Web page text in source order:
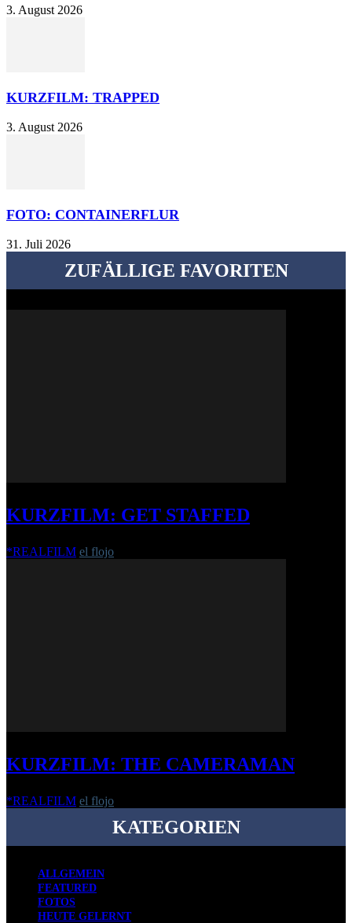
3. August 2026
KURZFILM: TRAPPED
3. August 2026
FOTO: CONTAINERFLUR
31. Juli 2026
ZUFÄLLIGE FAVORITEN
KURZFILM: GET STAFFED
*REALFILM el flojo
KURZFILM: THE CAMERAMAN
*REALFILM el flojo
KATEGORIEN
ALLGEMEIN
FEATURED
FOTOS
HEUTE GELERNT